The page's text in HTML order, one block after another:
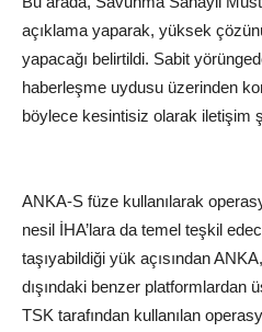
açıklama yaparak, yüksek
yapacağı belirtildi. Sabit
haberleşme uydusu üzerinden
böylece kesintisiz olarak iletişim
ANKA-S füze kullanılarak
nesil İHA’lara da temel teşkil
taşıyabildiği yük açısından
dışındaki benzer platformlardan
TSK tarafından kullanılan